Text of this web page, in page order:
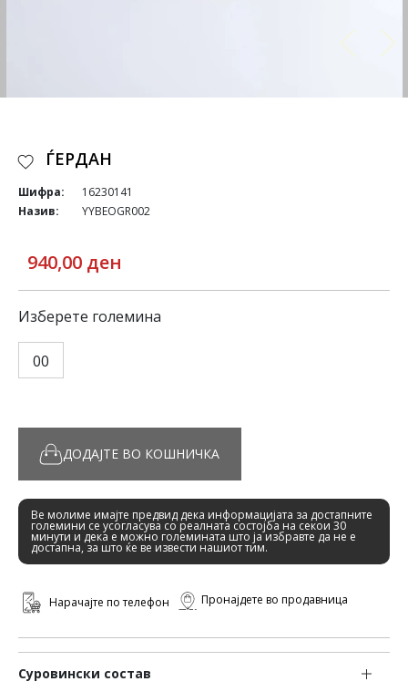
Суровински состав
ЃЕРДАН
Шифра:
16230141
Назив:
YYBEOGR002
940,00 ден
Изберете големина
00
ДОДАЈТЕ ВО КОШНИЧКА
Ве молиме имајте предвид дека информацијата за достапните
големини се усогласува со реалната состојба на секои 30
минути и дека е можно големината што ја избравте да не е
достапна, за што ќе ве извести нашиот тим.
Нарачајте по телефон Пронајдете во продавница